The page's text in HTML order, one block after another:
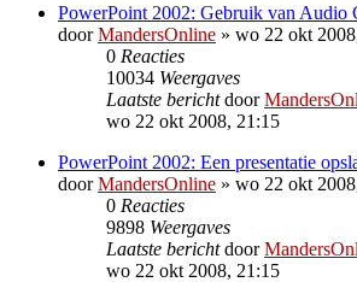
PowerPoint 2002: Gebruik van Audio
doorMandersOnline » wo 22 okt
0 Reacties
10034 Weergaves
Laatste berichtdoor
wo 22 okt 2008, 21:15
PowerPoint 2002: Een presentatie
doorMandersOnline » wo 22 okt
0 Reacties
9898 Weergaves
Laatste berichtdoor
wo 22 okt 2008, 21:15